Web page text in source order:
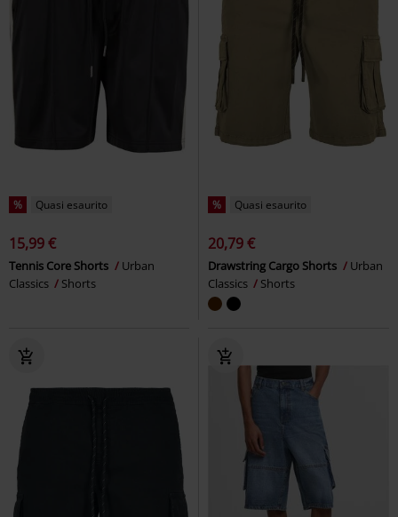
% Quasi esaurito
15,99 €
Tennis Core Shorts
Urban
Classics
Shorts
% Quasi esaurito
20,79 €
Drawstring Cargo Shorts
Urban
Classics
Shorts